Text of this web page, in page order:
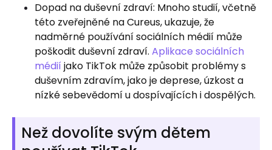
Dopad na duševní zdraví: Mnoho studií, včetně
této zveřejněné na Cureus, ukazuje, že
nadměrné používání sociálních médií může
poškodit duševní zdraví. Aplikace sociálních
médií jako TikTok může způsobit problémy s
duševním zdravím, jako je deprese, úzkost a
nízké sebevědomí u dospívajících i dospělých.
Než dovolíte svým dětem